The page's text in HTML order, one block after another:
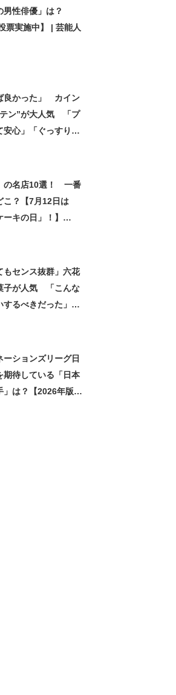
性俳優」は？
票実施中】 | 芸能人
良かった」 カイン
ン”が大人気 「プ
安心」「ぐっすり眠
の名店10選！ 一番
こ？【7月12日は
ーキの日」！】
もセンス抜群」六花
子が人気 「こんな
るべきだった」
ーションズリーグ日
期待している「日本
」は？【2026年版・